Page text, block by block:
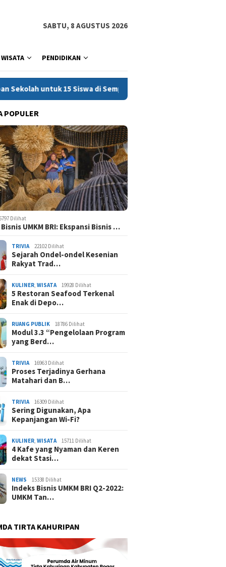
SABTU, 8 AGUSTUS 2026
WISATA PENDIDIKAN
15 Siswa di Sempor Pria di Tarogong Kidul Tewas
POPULER
Dilihat
UMKM BRI: Ekspansi Bisnis …
TRIVIA 22102 Dilihat
Sejarah Ondel-ondel Kesenian
Rakyat Trad…
KULINER ,WISATA 19928 Dilihat
5 Restoran Seafood Terkenal
Enak di Depo…
RUANG PUBLIK 18786 Dilihat
Modul 3.3 “Pengelolaan Program
yang Berd…
TRIVIA 16963 Dilihat
Proses Terjadinya Gerhana
Matahari dan B…
TRIVIA 16309 Dilihat
Sering Digunakan, Apa
Kepanjangan Wi-Fi?
KULINER ,WISATA 15711 Dilihat
4 Kafe yang Nyaman dan Keren
dekat Stasi…
NEWS 15338 Dilihat
Indeks Bisnis UMKM BRI Q2-2022:
UMKM Tan…
TIRTA KAHURIPAN